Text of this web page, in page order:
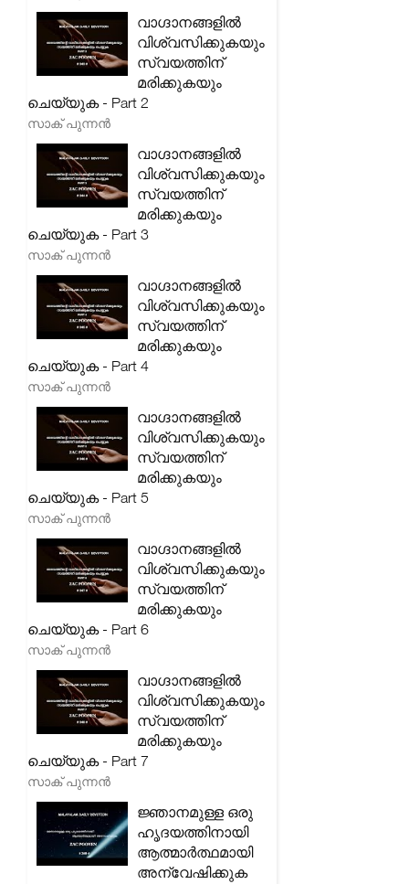
വാഗ്ദാനങ്ങളിൽ
വിശ്വസിക്കുകയും
സ്വയത്തിന്
മരിക്കുകയും
ചെയ്യുക - Part 2
സാക് പുന്നൻ
വാഗ്ദാനങ്ങളിൽ
വിശ്വസിക്കുകയും
സ്വയത്തിന്
മരിക്കുകയും
ചെയ്യുക - Part 3
സാക് പുന്നൻ
വാഗ്ദാനങ്ങളിൽ
വിശ്വസിക്കുകയും
സ്വയത്തിന്
മരിക്കുകയും
ചെയ്യുക - Part 4
സാക് പുന്നൻ
വാഗ്ദാനങ്ങളിൽ
വിശ്വസിക്കുകയും
സ്വയത്തിന്
മരിക്കുകയും
ചെയ്യുക - Part 5
സാക് പുന്നൻ
വാഗ്ദാനങ്ങളിൽ
വിശ്വസിക്കുകയും
സ്വയത്തിന്
മരിക്കുകയും
ചെയ്യുക - Part 6
സാക് പുന്നൻ
വാഗ്ദാനങ്ങളിൽ
വിശ്വസിക്കുകയും
സ്വയത്തിന്
മരിക്കുകയും
ചെയ്യുക - Part 7
സാക് പുന്നൻ
ജ്ഞാനമുള്ള ഒരു
ഹൃദയത്തിനായി
ആത്മാർത്ഥമായി
അന്വേഷിക്കുക